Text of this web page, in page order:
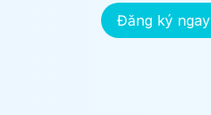
Đăng ký ngay